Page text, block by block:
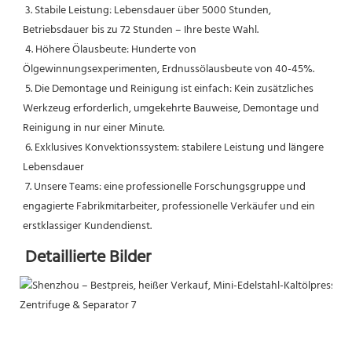
Betriebsdauer bis zu 72 Stunden – Ihre beste Wahl.
Ölgewinnungsexperimenten, Erdnussölausbeute von 40-45%.
Werkzeug erforderlich, umgekehrte Bauweise, Demontage und
Reinigung in nur einer Minute.
Lebensdauer
engagierte Fabrikmitarbeiter, professionelle Verkäufer und ein
erstklassiger Kundendienst.
Detaillierte Bilder